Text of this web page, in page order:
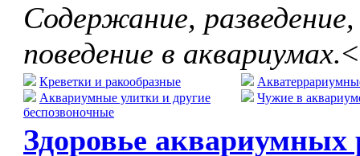
Содержание, разведение,
поведение в аквариумах.<
Креветки и ракообразные
Аквариумные улитки и другие
беспозвоночные
Чужие в
Здоровье